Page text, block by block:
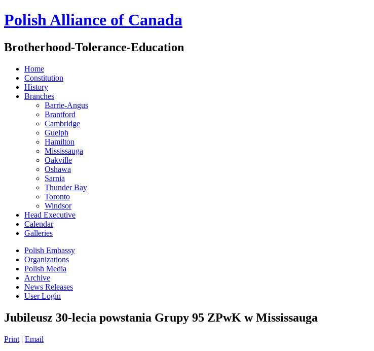
Polish Alliance of Canada
Brotherhood-Tolerance-Education
Home
Constitution
History
Branches
Barrie-Angus
Brantford
Cambridge
Guelph
Hamilton
Mississauga
Oakville
Oshawa
Sarnia
Thunder Bay
Toronto
Windsor
Head Executive
Calendar
Galleries
Polish Embassy
Organizations
Polish Media
Archive
News Releases
User Login
Jubileusz 30-lecia powstania Grupy 95 ZPwK w Mississauga
Print | Email